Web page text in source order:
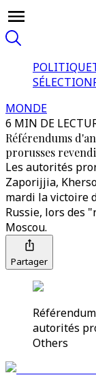
POLITIQUE
SÉLECTION
MONDE
6 MIN DE
Référendums
prorusses
Les autorités
Zaporijjia,
mardi la victoire
Russie, lors des
Moscou.
Partager
autorités
Others